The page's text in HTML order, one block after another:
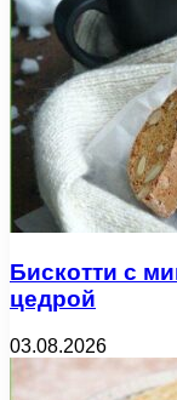
Бискотти с
цедрой
03.08.2026